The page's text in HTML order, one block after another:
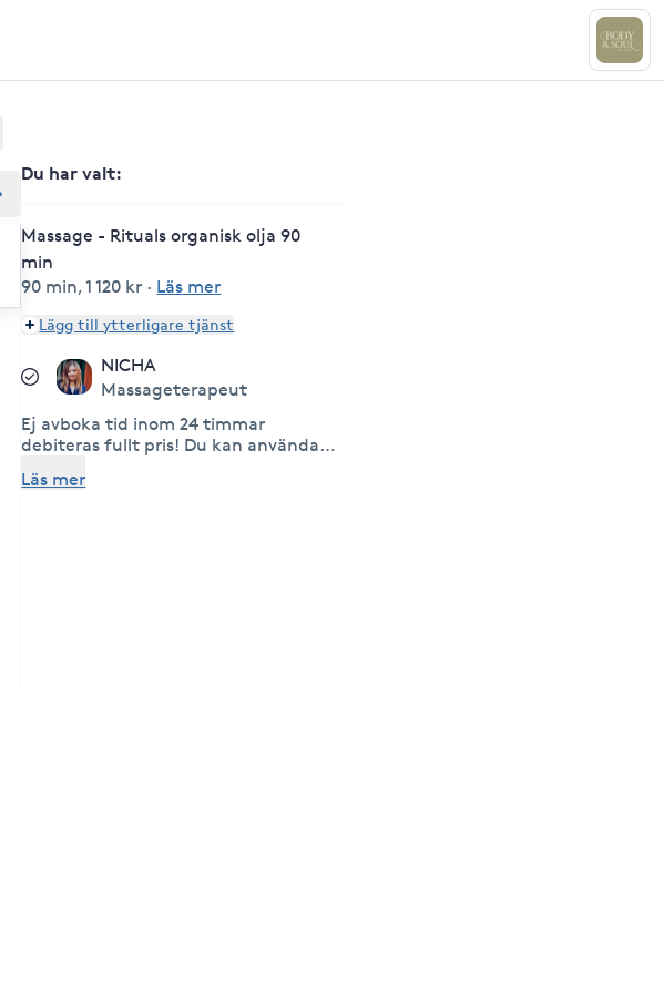
Du har valt:
Massage - Rituals organisk olja 90
min
90 min,1 120 kr · Läs mer
Lägg till ytterligare tjänst
NICHA
Massageterapeut
Ej avboka tid inom 24 timmar
debiteras fullt pris! Du kan använda
på plats och få du kvitto direkt.
Läs mer